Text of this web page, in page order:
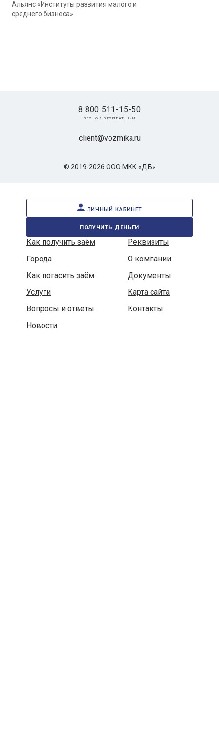
Альянс «Институты развития малого и
среднего бизнеса»
© 2019-2026 ООО МКК «ДБ»
client@vozmika.ru
8 800 511-15-50
звонок бесплатный
личный кабинет
получить деньги
Как получить заём
Реквизиты
Города
О компании
Как погасить заём
Документы
Услуги
Карта сайта
Вопросы и ответы
Контакты
Новости